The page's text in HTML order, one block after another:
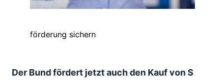
förderung sichern
Der Bund fördert jetzt auch den Kauf von S